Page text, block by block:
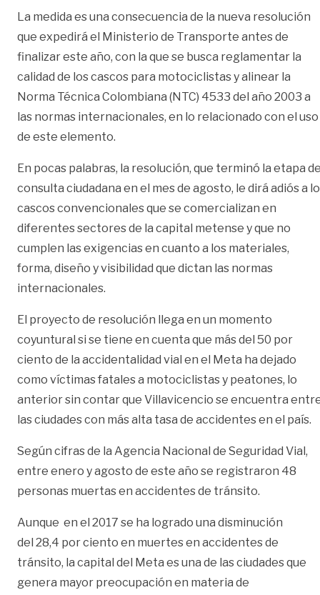
La medida es una consecuencia de la nueva resolución
que expedirá el Ministerio de Transporte antes de
finalizar este año, con la que se busca reglamentar la
calidad de los cascos para motociclistas y alinear la
Norma Técnica Colombiana (NTC) 4533 del año 2003 a
las normas internacionales, en lo relacionado con el uso
de este elemento.
En pocas palabras, la resolución, que terminó la etapa
consulta ciudadana en el mes de agosto, le dirá adiós a
cascos convencionales que se comercializan en
diferentes sectores de la capital metense y que no
cumplen las exigencias en cuanto a los materiales,
forma, diseño y visibilidad que dictan las normas
internacionales.
El proyecto de resolución llega en un momento
coyuntural si se tiene en cuenta que más del 50 por
ciento de la accidentalidad vial en el Meta ha dejado
como víctimas fatales a motociclistas y peatones, lo
anterior sin contar que Villavicencio se encuentra
las ciudades con más alta tasa de accidentes en el país.
Según cifras de la Agencia Nacional de Seguridad Vial,
entre enero y agosto de este año se registraron 48
personas muertas en accidentes de tránsito.
Aunque en el 2017 se ha logrado una disminución
del 28,4 por ciento en muertes en accidentes de
tránsito, la capital del Meta es una de las ciudades que
genera mayor preocupación en materia de